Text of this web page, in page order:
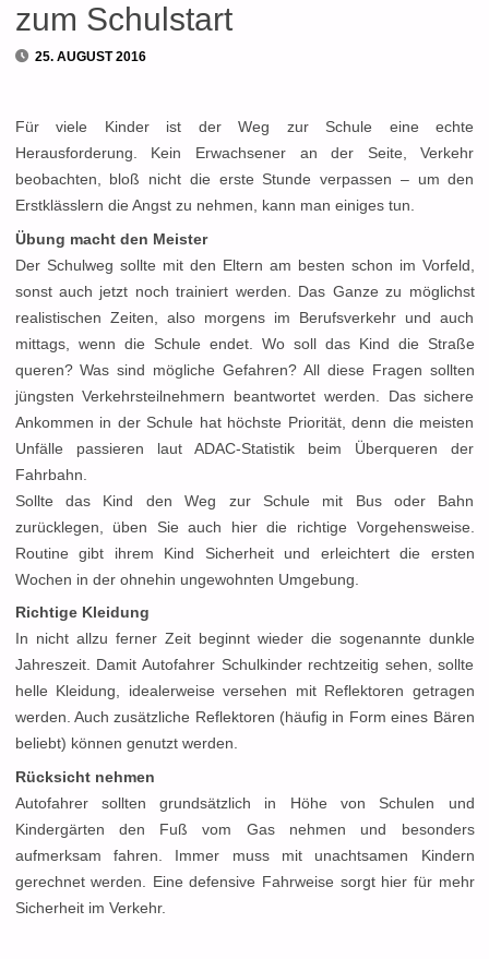
zum Schulstart
25. AUGUST 2016
Für viele Kinder ist der Weg zur Schule eine echte
Herausforderung. Kein Erwachsener an der Seite, Verkehr
beobachten, bloß nicht die erste Stunde verpassen – um den
Erstklässlern die Angst zu nehmen, kann man einiges tun.
Übung macht den Meister
Der Schulweg sollte mit den Eltern am besten schon im Vorfeld,
sonst auch jetzt noch trainiert werden. Das Ganze zu möglichst
realistischen Zeiten, also morgens im Berufsverkehr und auch
mittags, wenn die Schule endet. Wo soll das Kind die Straße
queren? Was sind mögliche Gefahren? All diese Fragen sollten
jüngsten Verkehrsteilnehmern beantwortet werden. Das sichere
Ankommen in der Schule hat höchste Priorität, denn die meisten
Unfälle passieren laut ADAC-Statistik beim Überqueren der
Fahrbahn.
Sollte das Kind den Weg zur Schule mit Bus oder Bahn
zurücklegen, üben Sie auch hier die richtige Vorgehensweise.
Routine gibt ihrem Kind Sicherheit und erleichtert die ersten
Wochen in der ohnehin ungewohnten Umgebung.
Richtige Kleidung
In nicht allzu ferner Zeit beginnt wieder die sogenannte dunkle
Jahreszeit. Damit Autofahrer Schulkinder rechtzeitig sehen, sollte
helle Kleidung, idealerweise versehen mit Reflektoren getragen
werden. Auch zusätzliche Reflektoren (häufig in Form eines Bären
beliebt) können genutzt werden.
Rücksicht nehmen
Autofahrer sollten grundsätzlich in Höhe von Schulen und
Kindergärten den Fuß vom Gas nehmen und besonders
aufmerksam fahren. Immer muss mit unachtsamen Kindern
gerechnet werden. Eine defensive Fahrweise sorgt hier für mehr
Sicherheit im Verkehr.